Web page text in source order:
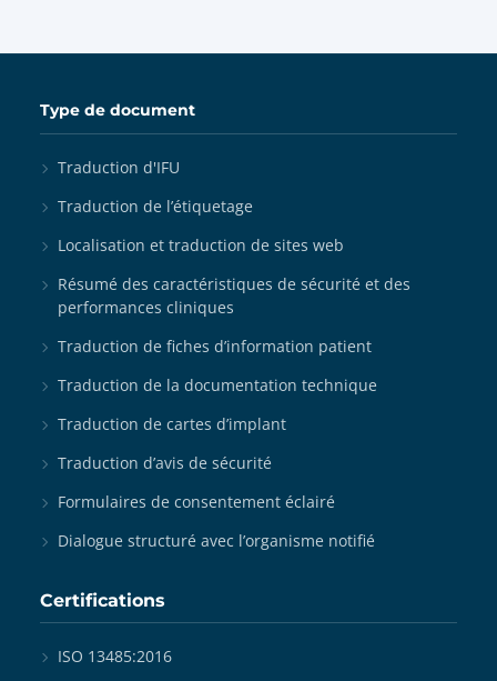
Type de document
Traduction d'IFU
Traduction de l’étiquetage
Localisation et traduction de sites web
Résumé des caractéristiques de sécurité et des
performances cliniques
Traduction de fiches d’information patient
Traduction de la documentation technique
Traduction de cartes d’implant
Traduction d’avis de sécurité
Formulaires de consentement éclairé
Dialogue structuré avec l’organisme notifié
Certifications
ISO 13485:2016